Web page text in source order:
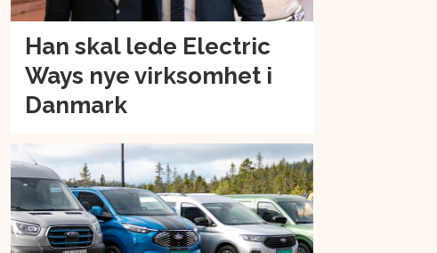
Han skal lede Electric
Ways nye virksomhet i
Danmark